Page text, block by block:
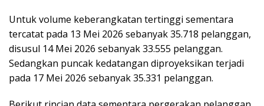
Untuk volume keberangkatan tertinggi sementara
tercatat pada 13 Mei 2026 sebanyak 35.718 pelanggan,
disusul 14 Mei 2026 sebanyak 33.555 pelanggan.
Sedangkan puncak kedatangan diproyeksikan terjadi
pada 17 Mei 2026 sebanyak 35.331 pelanggan.